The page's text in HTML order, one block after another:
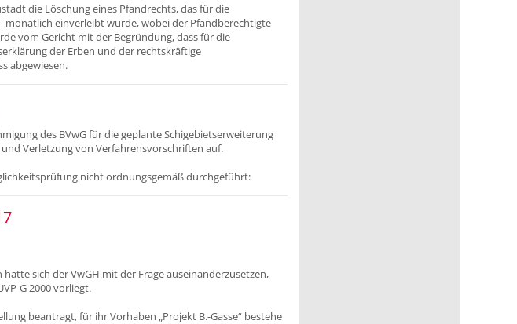
die Löschung eines Pfandrechts, das für die
monatlich einverleibt wurde, wobei der Pfandberechtigte
vom Gericht mit der Begründung, dass für die
der Erben und der rechtskräftige
abgewiesen.
des BVwG für die geplante Schigebietserweiterung
Verletzung von Verfahrensvorschriften auf.
nicht ordnungsgemäß durchgeführt:
sich der VwGH mit der Frage auseinanderzusetzen,
G 2000 vorliegt.
beantragt, für ihr Vorhaben „Projekt B.-Gasse“ bestehe